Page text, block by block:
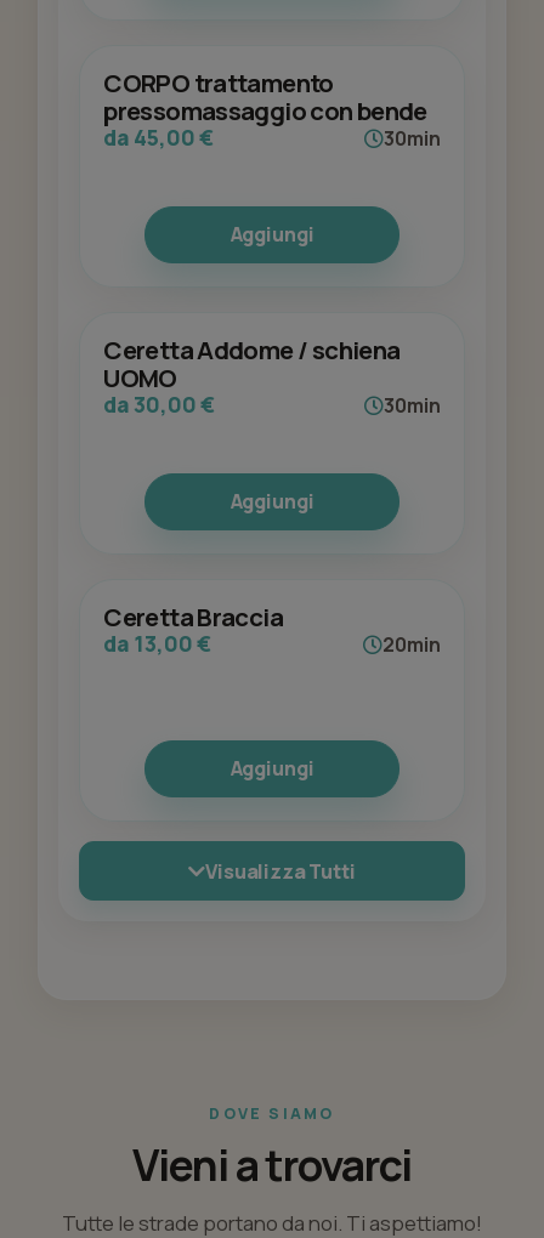
CORPO trattamento
pressomassaggio con bende
da 45,00 € 30min
Aggiungi
Ceretta Addome / schiena
UOMO
da 30,00 € 30min
Aggiungi
Ceretta Braccia
da 13,00 € 20min
Aggiungi
Visualizza Tutti
DOVE SIAMO
Vieni a trovarci
Tutte le strade portano da noi. Ti aspettiamo!